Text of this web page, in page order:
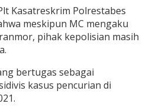
Kasatreskrim Polrestabes
meskipun MC mengaku
pihak kepolisian masih
bertugas sebagai
kasus pencurian di